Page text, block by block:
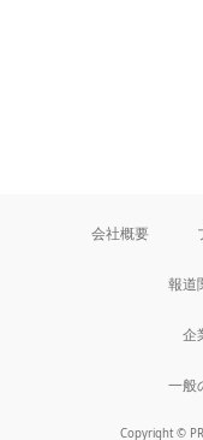
会社概要
報道
企
一般
Copyright ©